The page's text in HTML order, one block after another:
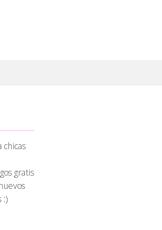
chicas
gratis
:)